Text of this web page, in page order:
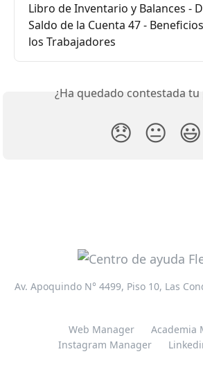
Libro de Inventario y Balances -
Saldo de la Cuenta 47 -
los Trabajadores
¿Ha quedado contestada
😞 😐 😃
Av. Apoquindo N° 4499, Piso 10, Las
Web Manager
Academia
Instagram Manager